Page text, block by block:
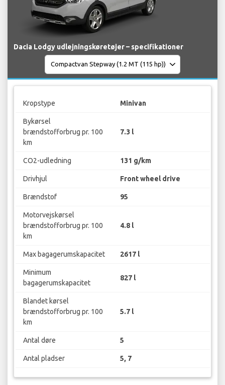
Dacia Lodgy udlejningskøretøjer – specifikationer
Kropstype Minivan
Bykørsel
brændstofforbrug pr. 100
km
7.3 l
CO2-udledning 131 g/km
Drivhjul Front wheel drive
Brændstof 95
Motorvejskørsel
brændstofforbrug pr. 100
km
4.8 l
Max bagagerumskapacitet 2617 l
Minimum
bagagerumskapacitet
827 l
Blandet kørsel
brændstofforbrug pr. 100
km
5.7 l
Antal døre 5
Antal pladser 5, 7